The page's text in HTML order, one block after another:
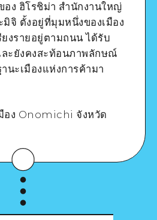
ด
อง ฮิโรชิม่า สำนักงานใหญ่
มิจิ ตั้งอยู่ที่มุมหนึ่งของเมือง
งรายอยู่ตามถนน ได้รับ
ะยังคงสะท้อนภาพลักษณ์
นะเมืองแห่งการค้ามา
มือง Onomichi จังหวัด